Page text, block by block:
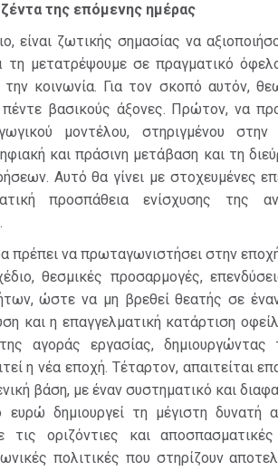
της επόμενης ημέρας
είναι ζωτικής σημασίας να
τη μετατρέψουμε σε πραγματικό
την κοινωνία. Για τον σκοπό αυτόν,
βασικούς άξονες. Πρώτον, να
μοντέλου, στηριγμένου στην
και πράσινη μετάβαση και τη
Αυτό θα γίνει με στοχευμένες
προσπάθεια ενίσχυσης της
πρέπει να πρωταγωνιστήσει στην
θεσμικές προσαρμογές,
ώστε να μη βρεθεί θεατής σε
και η επαγγελματική κατάρτιση
αγοράς εργασίας, δημιουργώντας
η νέα εποχή. Τέταρτον, απαιτείται
βάση, με έναν συστηματικό και
ευρώ δημιουργεί τη μέγιστη δυνατή
τις οριζόντιες και
πολιτικές που στηρίζουν